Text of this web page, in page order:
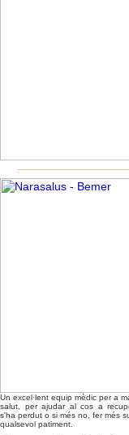
Un excel·lent equip mèdic per a
salut, per ajudar al cos a
s'ha perdut o si més no, fer més
qualsevol patiment.